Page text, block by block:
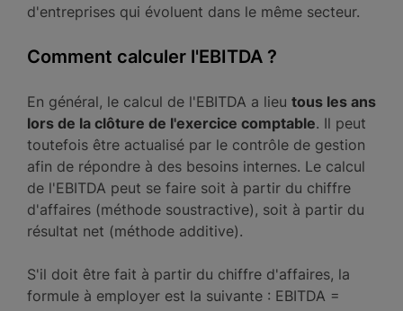
d'entreprises qui évoluent dans le même secteur.
Comment calculer l'EBITDA ?
En général, le calcul de l'EBITDA a lieu tous les ans
lors de la clôture de l'exercice comptable. Il peut
toutefois être actualisé par le contrôle de gestion
afin de répondre à des besoins internes. Le calcul
de l'EBITDA peut se faire soit à partir du chiffre
d'affaires (méthode soustractive), soit à partir du
résultat net (méthode additive).
S'il doit être fait à partir du chiffre d'affaires, la
formule à employer est la suivante : EBITDA =